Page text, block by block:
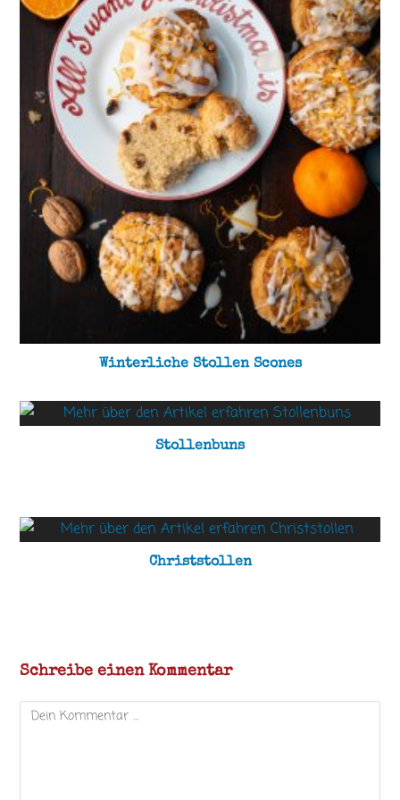
Winterliche Stollen Scones
Stollenbuns
Christstollen
Schreibe einen Kommentar
Kommentar